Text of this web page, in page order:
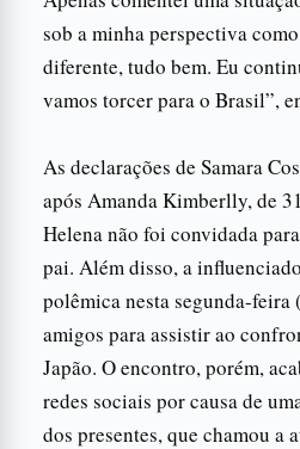
sob a minha perspectiva
diferente, tudo bem. Eu
vamos torcer para o Brasil”,
As declarações de Samara
após Amanda Kimberlly, de
Helena não foi convidada
pai. Além disso, a
polêmica nesta segunda-
amigos para assistir ao
Japão. O encontro, porém,
redes sociais por causa de
dos presentes, que chamou a